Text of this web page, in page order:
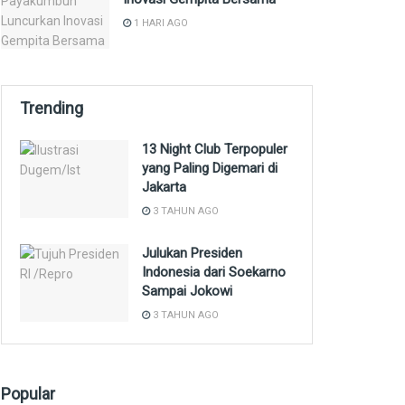
1 HARI AGO
Trending
13 Night Club Terpopuler
yang Paling Digemari di
Jakarta
3 TAHUN AGO
Julukan Presiden
Indonesia dari Soekarno
Sampai Jokowi
3 TAHUN AGO
Popular